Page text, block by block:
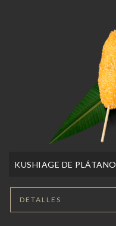
KUSHIAGE DE PLÁTANO
DETALLES